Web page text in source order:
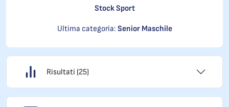
Stock Sport
Ultima categoria: Senior Maschile
Risultati (25)